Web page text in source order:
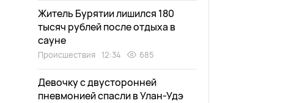
Житель Бурятии лишился 180
тысяч рублей после отдыха в
сауне
Происшествия 12:34 685
Девочку с двусторонней
пневмонией спасли в Улан-Удэ